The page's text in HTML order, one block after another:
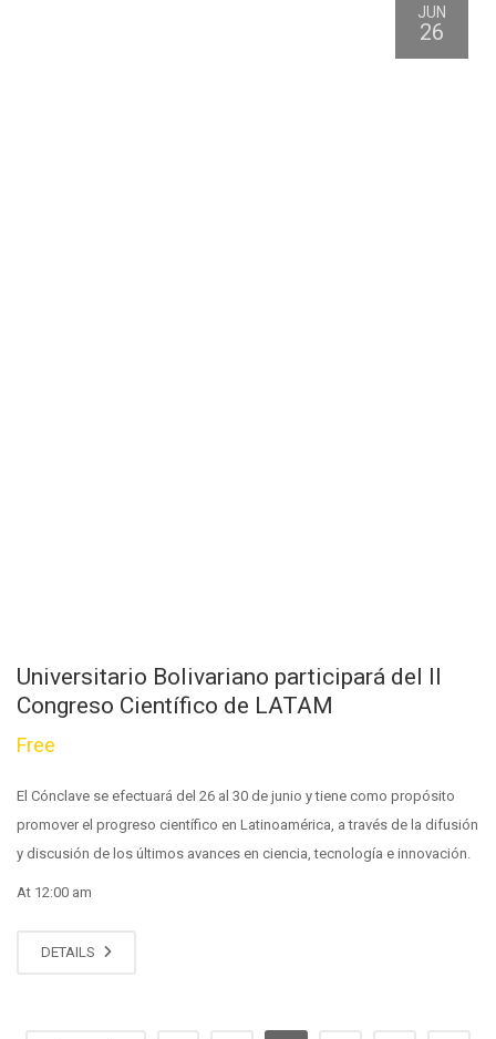
JUN
26
Universitario Bolivariano participará del II
Congreso Científico de LATAM
Free
El Cónclave se efectuará del 26 al 30 de junio y tiene como propósito
promover el progreso científico en Latinoamérica, a través de la difusión
y discusión de los últimos avances en ciencia, tecnología e innovación.
At 12:00 am
DETAILS